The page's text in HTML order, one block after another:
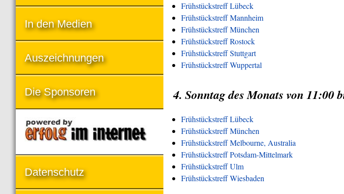
Frühstückstreff Lübeck
Frühstückstreff Mannheim
Frühstückstreff München
Frühstückstreff Rostock
Frühstückstreff Stuttgart
Frühstückstreff Wuppertal
4. Sonntag des Monats von 11:00
Frühstückstreff Lübeck
Frühstückstreff München
Frühstückstreff Melbourne, Australia
Frühstückstreff Potsdam-Mittelmark
Frühstückstreff Ulm
Frühstückstreff Wiesbaden
In den Medien
Auszeichnungen
Die Sponsoren
Datenschutz